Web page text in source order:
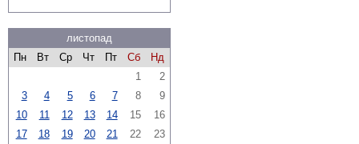
листопад
Пн
Вт Ср Чт Пт Сб
Нд
1
2
3
4 5 6 7 8
9
10
11 12 13 14 15
16
17
18 19 20 21 22 23